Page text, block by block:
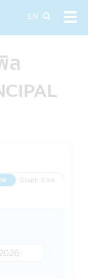
EN
ล
Graph View